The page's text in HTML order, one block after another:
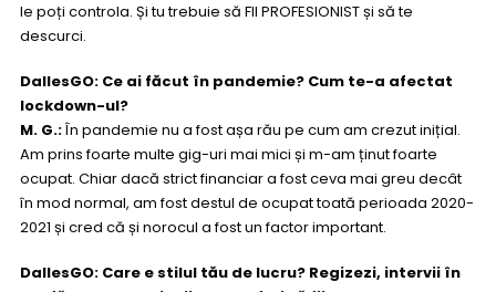
le poți controla. Și tu trebuie să FII PROFESIONIST și să te
descurci.
DallesGO: Ce ai făcut în pandemie? Cum te-a afectat
lockdown-ul?
M. G.:În pandemie nu a fost așa rău pe cum am crezut inițial.
Am prins foarte multe gig-uri mai mici și m-am ținut foarte
ocupat. Chiar dacă strict financiar a fost ceva mai greu decât
în mod normal, am fost destul de ocupat toată perioada 2020-
2021 și cred că și norocul a fost un factor important.
DallesGO: Care e stilul tău de lucru? Regizezi, intervii în